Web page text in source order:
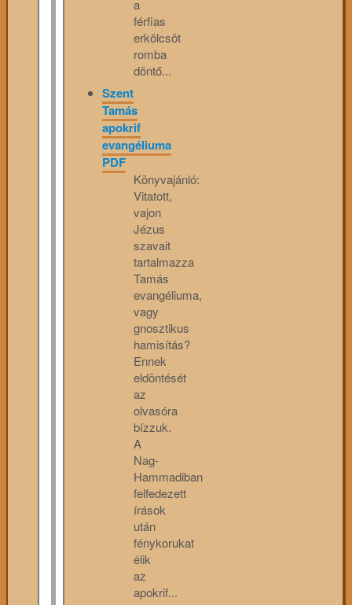
a
férfias
erkölcsöt
romba
döntő...
Szent
Tamás
apokrif
evangéliuma
PDF
Könyvajánló:
Vitatott,
vajon
Jézus
szavait
tartalmazza
Tamás
evangéliuma,
vagy
gnosztikus
hamisítás?
Ennek
eldöntését
az
olvasóra
bízzuk.
A
Nag-
Hammadiban
felfedezett
írások
után
fénykorukat
élik
az
apokrif...